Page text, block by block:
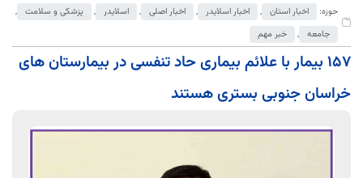
حوزه:
اخبار استان , اخبار اسلایدر , اخبار اصلی , اسلایدر , پزشکی و سلامت ,
جامعه , خبر مهم
157 بیمار با علائم بیماری حاد تنفسی در بیمارستان های
خراسان جنوبی بستری هستند